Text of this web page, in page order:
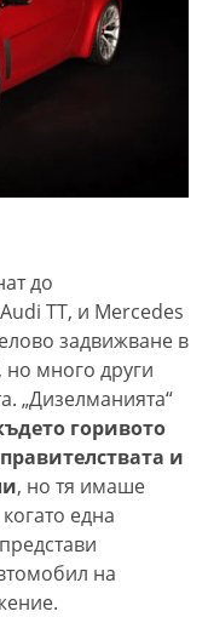
до
TT, и Mercedes
задвижване в
но много други
„Дизелманията“
горивото
и
, но тя имаше
една
на